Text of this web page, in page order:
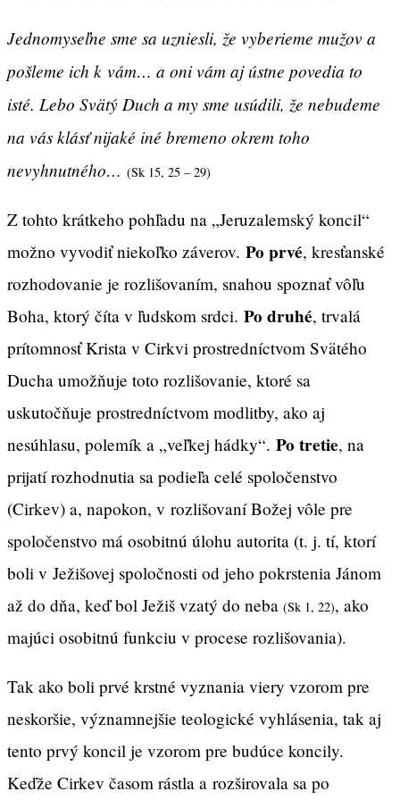
Jednomyseľne sme sa uzniesli, že vyberieme mužov a
pošleme ich k vám… a oni vám aj ústne povedia to
isté. Lebo Svätý Duch a my sme usúdili, že nebudeme
na vás klásť nijaké iné bremeno okrem toho
nevyhnutného… (Sk 15, 25 – 29)
Z tohto krátkeho pohľadu na „Jeruzalemský koncil“
možno vyvodiť niekoľko záverov. Po prvé, kresťanské
rozhodovanie je rozlišovaním, snahou spoznať vôľu
Boha, ktorý číta v ľudskom srdci. Po druhé, trvalá
prítomnosť Krista v Cirkvi prostredníctvom Svätého
Ducha umožňuje toto rozlišovanie, ktoré sa
uskutočňuje prostredníctvom modlitby, ako aj
nesúhlasu, polemík a „veľkej hádky“. Po tretie, na
prijatí rozhodnutia sa podieľa celé spoločenstvo
(Cirkev) a, napokon, v rozlišovaní Božej vôle pre
spoločenstvo má osobitnú úlohu autorita (t. j. tí, ktorí
boli v Ježišovej spoločnosti od jeho pokrstenia Jánom
až do dňa, keď bol Ježiš vzatý do neba (Sk 1, 22), ako
majúci osobitnú funkciu v procese rozlišovania).
Tak ako boli prvé krstné vyznania viery vzorom pre
neskoršie, významnejšie teologické vyhlásenia, tak aj
tento prvý koncil je vzorom pre budúce koncily.
Keďže Cirkev časom rástla a rozširovala sa po